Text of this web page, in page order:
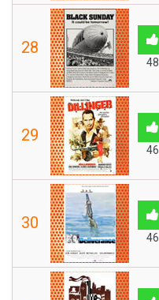
28
48
29
46
30
46